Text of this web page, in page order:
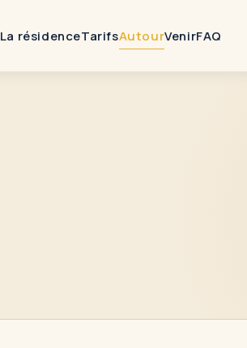
La résidenceTarifsAutourVenirFAQ